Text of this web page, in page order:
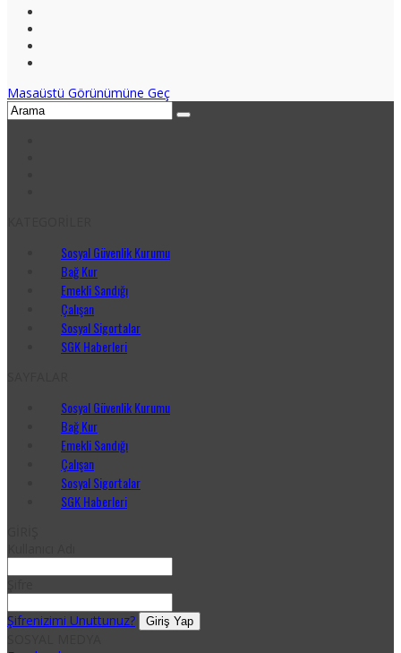
Masaüstü Görünümüne Geç
Sosyal Güvenlik Kurumu
Bağ Kur
Emekli Sandığı
Çalışan
Sosyal Sigortalar
SGK Haberleri
Sosyal Güvenlik Kurumu
Bağ Kur
Emekli Sandığı
Çalışan
Sosyal Sigortalar
SGK Haberleri
Şifrenizimi Unuttunuz?